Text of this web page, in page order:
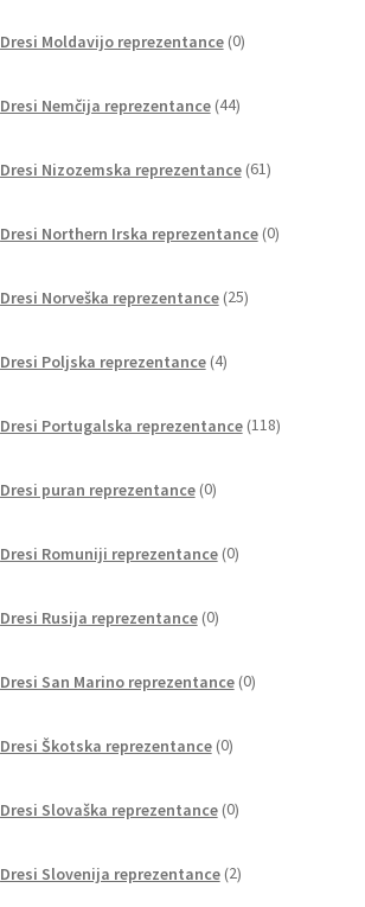
Dresi Moldavijo reprezentance 0izdelkov
Dresi Nemčija reprezentance 44izdelkov
Dresi Nizozemska reprezentance 61izdelkov
Dresi Northern Irska reprezentance 0izdelkov
Dresi Norveška reprezentance 25izdelkov
Dresi Poljska reprezentance 4izdelki
Dresi Portugalska reprezentance 118izdelkov
Dresi puran reprezentance 0izdelkov
Dresi Romuniji reprezentance 0izdelkov
Dresi Rusija reprezentance 0izdelkov
Dresi San Marino reprezentance 0izdelkov
Dresi Škotska reprezentance 0izdelkov
Dresi Slovaška reprezentance 0izdelkov
Dresi Slovenija reprezentance 2izdelka